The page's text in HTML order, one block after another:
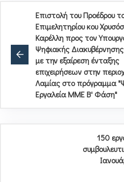
Επιστολή του Προέδρου
Επιμελητηρίου κου
Καρέλλη προς τον
Ψηφιακής
με την εξαίρεση ένταξης
επιχειρήσεων στην
Λαμίας στο πρόγραμμα
Εργαλεία ΜΜΕ Β' Φάση"
150